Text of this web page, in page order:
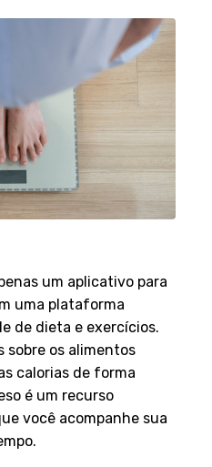
um aplicativo para
uma plataforma
de dieta e exercícios.
sobre os alimentos
calorias de forma
é um recurso
você acompanhe sua